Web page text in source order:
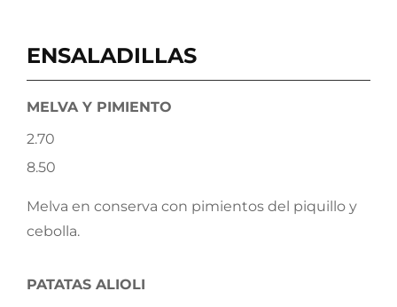
ENSALADILLAS
MELVA Y PIMIENTO
2.70
8.50
Melva en conserva con pimientos del piquillo y
cebolla.
PATATAS ALIOLI